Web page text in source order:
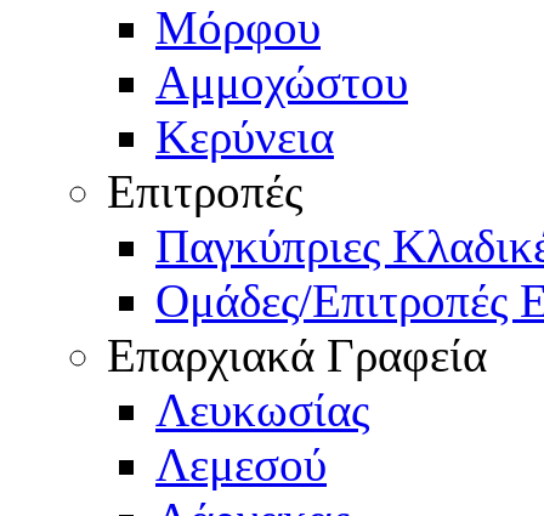
Μόρφου
Αμμοχώστου
Κερύνεια
Επιτροπές
Παγκύπριες
Ομάδες/Επιτροπές
Επαρχιακά Γραφεία
Λευκωσίας
Λεμεσού